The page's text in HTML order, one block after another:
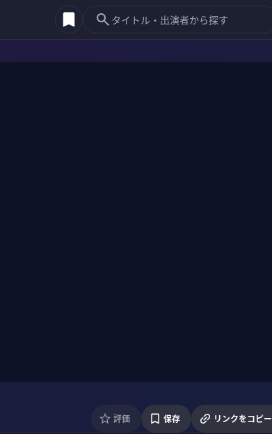
評価 保存 リンクをコピー